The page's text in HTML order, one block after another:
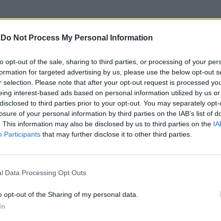
Do Not Process My Personal Information
opt-out of the sale, sharing to third parties, or processing of your
for targeted advertising by us, please use the below opt-out
selection. Please note that after your opt-out request is processed
interest-based ads based on personal information utilized by us
to third parties prior to your opt-out. You may separately
of your personal information by third parties on the IAB’s list of
This information may also be disclosed by us to third parties on the
Participants that may further disclose it to other third parties.
Data Processing Opt Outs
opt-out of the Sharing of my personal data.
sempre evitato di candidarsi e scelto
della diplomazia, Gianni Letta, contro
confermato, così, il suo ruolo di
l'azienda, il partito e il Senato. Dopo
recato ad Arcore e aver fatto da
Palazzo Chigi per i funerali di Stato,
segretario di Stato lavora senza nelle
assicurare continuità a un partito che sta
ripartire. A trainare la forza politica è
che attende conferme, sarà il primo
FI dopo Silvio Berlusconi.